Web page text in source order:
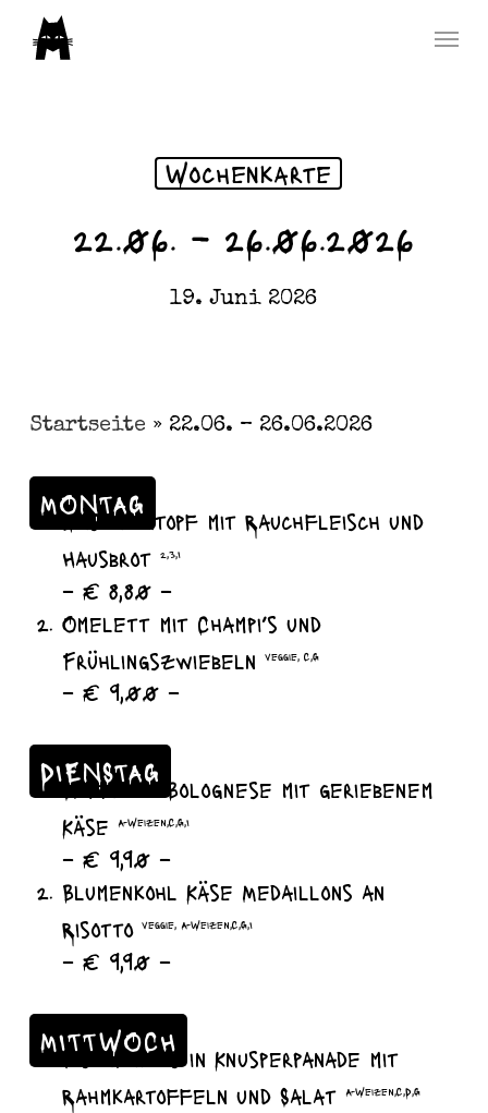
Skip
Wochenkarte
22.06. – 26.06.2026
19. Juni 2026
Startseite » 22.06. – 26.06.2026
MONTAG
Linseneintopf mit Rauchfleisch und
Hausbrot
2,3,I
– € 8,80 –
Omelett mit Champi’s und
Frühlingszwiebeln
veggie, C,G
– € 9,00 –
DIENSTAG
Spaghetti Bolognese mit geriebenem
Käse
A-Weizen,C,G,I
– € 9,90 –
Blumenkohl Käse Medaillons an
Risotto veggie, A-Weizen,C,G,I
– € 9,90 –
MITTWOCH
Fischfilets in Knusperpanade mit
Rahmkartoffeln und Salat
A-Weizen,C,D,G